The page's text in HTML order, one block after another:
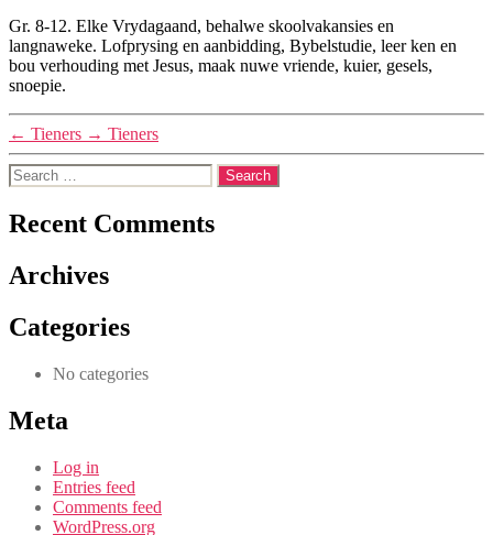
Gr. 8-12. Elke Vrydagaand, behalwe skoolvakansies en
langnaweke. Lofprysing en aanbidding, Bybelstudie, leer ken en
bou verhouding met Jesus, maak nuwe vriende, kuier, gesels,
snoepie.
← Tieners → Tieners
Search
for:
Recent Comments
Archives
Categories
No categories
Meta
Log in
Entries feed
Comments feed
WordPress.org